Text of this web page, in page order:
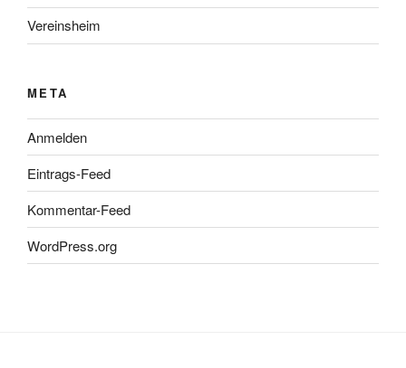
Vereinsheim
META
Anmelden
Eintrags-Feed
Kommentar-Feed
WordPress.org